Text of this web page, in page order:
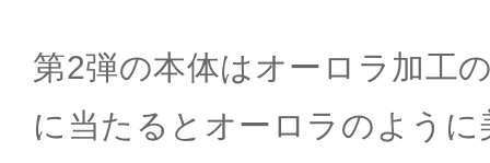
第2弾の本体はオーロラ加工
に当たるとオーロラのよう